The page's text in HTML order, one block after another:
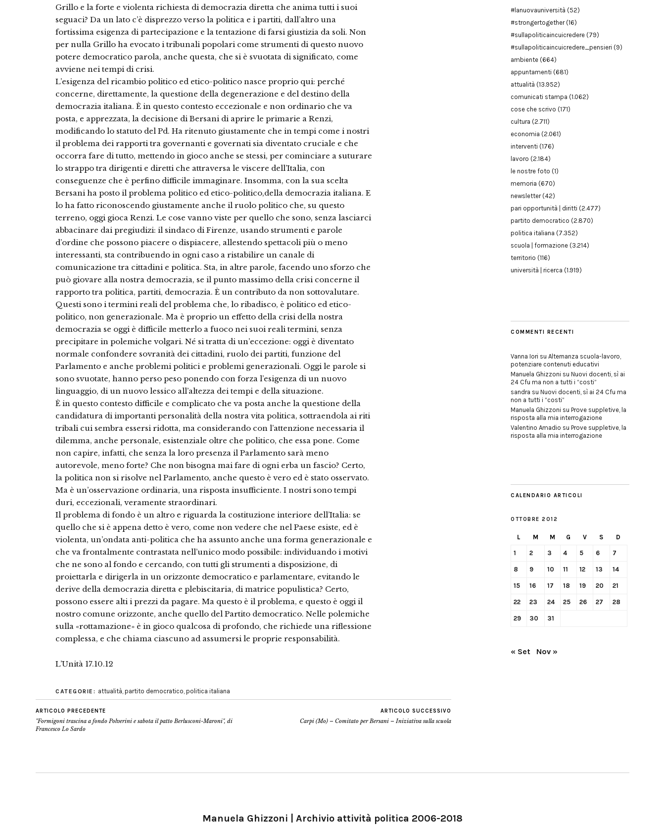
Grillo e la forte e violenta richiesta di democrazia diretta che anima tutti i suoi
seguaci? Da un lato c’è disprezzo verso la politica e i partiti, dall’altro una
fortissima esigenza di partecipazione e la tentazione di farsi giustizia da soli. Non
per nulla Grillo ha evocato i tribunali popolari come strumenti di questo nuovo
potere democratico parola, anche questa, che si è svuotata di significato, come
avviene nei tempi di crisi.
L’esigenza del ricambio politico ed etico-politico nasce proprio qui: perché
concerne, direttamente, la questione della degenerazione e del destino della
democrazia italiana. È in questo contesto eccezionale e non ordinario che va
posta, e apprezzata, la decisione di Bersani di aprire le primarie a Renzi,
modificando lo statuto del Pd. Ha ritenuto giustamente che in tempi come i nostri
il problema dei rapporti tra governanti e governati sia diventato cruciale e che
occorra fare di tutto, mettendo in gioco anche se stessi, per cominciare a suturare
lo strappo tra dirigenti e diretti che attraversa le viscere dell’Italia, con
conseguenze che è perfino difficile immaginare. Insomma, con la sua scelta
Bersani ha posto il problema politico ed etico-politico,della democrazia italiana. E
lo ha fatto riconoscendo giustamente anche il ruolo politico che, su questo
terreno, oggi gioca Renzi. Le cose vanno viste per quello che sono, senza lasciarci
abbacinare dai pregiudizi: il sindaco di Firenze, usando strumenti e parole
d’ordine che possono piacere o dispiacere, allestendo spettacoli più o meno
interessanti, sta contribuendo in ogni caso a ristabilire un canale di
comunicazione tra cittadini e politica. Sta, in altre parole, facendo uno sforzo che
può giovare alla nostra democrazia, se il punto massimo della crisi concerne il
rapporto tra politica, partiti, democrazia. È un contributo da non sottovalutare.
Questi sono i termini reali del problema che, lo ribadisco, è politico ed etico-
politico, non generazionale. Ma è proprio un effetto della crisi della nostra
democrazia se oggi è difficile metterlo a fuoco nei suoi reali termini, senza
precipitare in polemiche volgari. Né si tratta di un’eccezione: oggi è diventato
normale confondere sovranità dei cittadini, ruolo dei partiti, funzione del
Parlamento e anche problemi politici e problemi generazionali. Oggi le parole si
sono svuotate, hanno perso peso ponendo con forza l’esigenza di un nuovo
linguaggio, di un nuovo lessico all’altezza dei tempi e della situazione.
È in questo contesto difficile e complicato che va posta anche la questione della
candidatura di importanti personalità della nostra vita politica, sottraendola ai riti
tribali cui sembra essersi ridotta, ma considerando con l’attenzione necessaria il
dilemma, anche personale, esistenziale oltre che politico, che essa pone. Come
non capire, infatti, che senza la loro presenza il Parlamento sarà meno
autorevole, meno forte? Che non bisogna mai fare di ogni erba un fascio? Certo,
la politica non si risolve nel Parlamento, anche questo è vero ed è stato osservato.
Ma è un’osservazione ordinaria, una risposta insufficiente. I nostri sono tempi
duri, eccezionali, veramente straordinari.
Il problema di fondo è un altro e riguarda la costituzione interiore dell’Italia: se
quello che si è appena detto è vero, come non vedere che nel Paese esiste, ed è
violenta, un’ondata anti-politica che ha assunto anche una forma generazionale e
che va frontalmente contrastata nell’unico modo possibile: individuando i motivi
che ne sono al fondo e cercando, con tutti gli strumenti a disposizione, di
proiettarla e dirigerla in un orizzonte democratico e parlamentare, evitando le
derive della democrazia diretta e plebiscitaria, di matrice populistica? Certo,
possono essere alti i prezzi da pagare. Ma questo è il problema, e questo è oggi il
nostro comune orizzonte, anche quello del Partito democratico. Nelle polemiche
sulla «rottamazione» è in gioco qualcosa di profondo, che richiede una riflessione
complessa, e che chiama ciascuno ad assumersi le proprie responsabilità.
L’Unità 17.10.12
CATEGORIE: attualità, partito democratico, politica italiana
ARTICOLO PRECEDENTE
"Formigoni trascina a fondo Polverini e sabota il patto Berlusconi-Maroni", di
Francesco Lo Sardo
ARTICOLO SUCCESSIVO
Carpi (Mo) – Comitato per Bersani – Iniziativa sulla scuola
#lanuovauniversità (52)
#strongertogether(16)
#sullapoliticaincuicredere (79)
#sullapoliticaincuicredere_pensieri (9)
ambiente (664)
appuntamenti (681)
attualità (13.952)
comunicati stampa (1.062)
cose che scrivo (171)
cultura (2.711)
economia (2.061)
interventi (176)
lavoro (2.184)
le nostre foto (1)
memoria (670)
newsletter(42)
pari opportunità | diritti (2.477)
partito democratico (2.870)
politica italiana (7.352)
scuola | formazione (3.214)
territorio (116)
università | ricerca (1.919)
COMMENTI RECENTI
Vanna Iori su Alternanza scuola-lavoro,
potenziare contenuti educativi
Manuela Ghizzoni su Nuovi docenti, sì ai
24 Cfu ma non a tutti i “costi”
sandra su Nuovi docenti, sì ai 24 Cfu ma
non a tutti i “costi”
Manuela Ghizzoni su Prove suppletive, la
risposta alla mia interrogazione
Valentino Amadio su Prove suppletive, la
risposta alla mia interrogazione
CALENDARIO ARTICOLI
OTTOBRE 2012
L M M G V S D
1 2 3 4 5 6 7
8 9 10 11 12 13 14
15 16 17 18 19 20 21
22 23 24 25 26 27 28
29 30 31
« Set Nov »
Manuela Ghizzoni | Archivio attività politica 2006-2018